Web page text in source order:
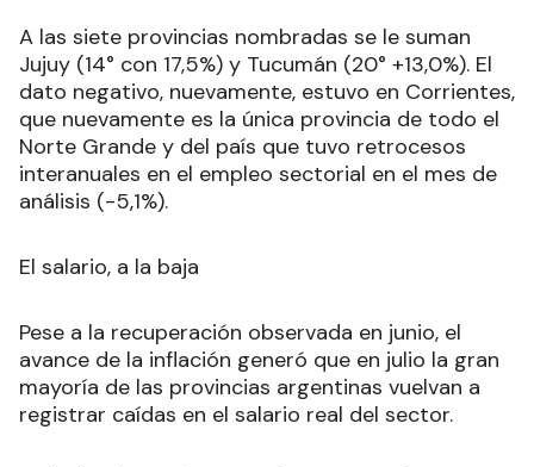
A las siete provincias nombradas se le suman
Jujuy (14° con 17,5%) y Tucumán (20° +13,0%). El
dato negativo, nuevamente, estuvo en Corrientes,
que nuevamente es la única provincia de todo el
Norte Grande y del país que tuvo retrocesos
interanuales en el empleo sectorial en el mes de
análisis (-5,1%).
El salario, a la baja
Pese a la recuperación observada en junio, el
avance de la inflación generó que en julio la gran
mayoría de las provincias argentinas vuelvan a
registrar caídas en el salario real del sector.